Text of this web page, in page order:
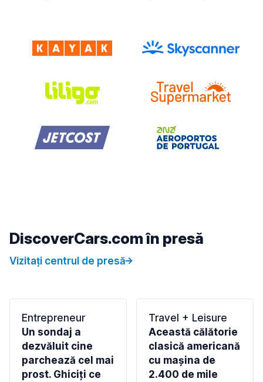
DiscoverCars.com în presă
Vizitați centrul de presă
Entrepreneur
Un sondaj a
dezvăluit cine
parchează cel mai
prost. Ghiciți ce
Travel + Leisure
Această călătorie
clasică americană
cu mașina de
2.400 de mile